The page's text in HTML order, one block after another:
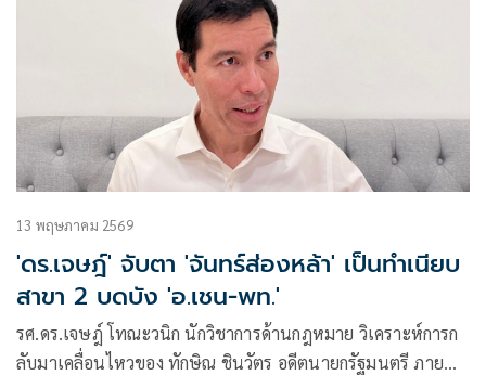
13 พฤษภาคม 2569
'ดร.เจษฎ์' จับตา 'จันทร์ส่องหล้า' เป็นทำเนียบ
สาขา 2 บดบัง 'อ.เชน-พท.'
รศ.ดร.เจษฎ์ โทณะวนิก นักวิชาการด้านกฎหมาย วิเคราะห์การก
ลับมาเคลื่อนไหวของ ทักษิณ ชินวัตร อดีตนายกรัฐมนตรี ภาย